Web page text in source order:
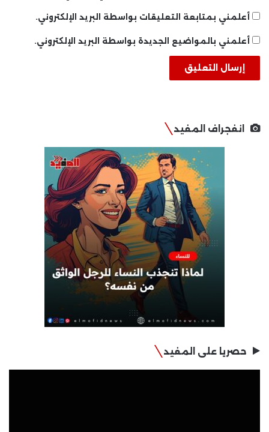
أعلمني بمتابعة التعليقات بواسطة البريد الإلكتروني.
أعلمني بالمواضيع الجديدة بواسطة البريد الإلكتروني.
انفجراف المفيد
حصريا على المفيد